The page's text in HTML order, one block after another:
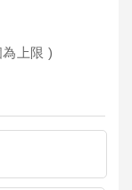
上限 )